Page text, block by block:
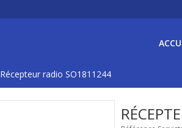
Récepteur radio SO1811244